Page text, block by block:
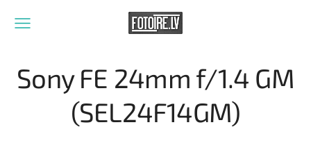
Sony FE 24mm f/1.4 GM
(SEL24F14GM)